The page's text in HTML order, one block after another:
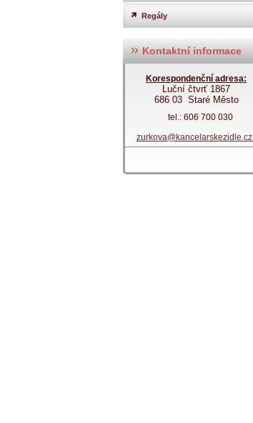
Regály
Kontaktní informace
Korespondenční adresa:
Luční čtvrť 1867
686 03 Staré Město
tel.: 606 700 030
zurkova@kancelarskezidle.cz